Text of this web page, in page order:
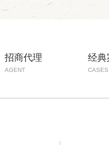
招商代理
AGENT
经典
CASES